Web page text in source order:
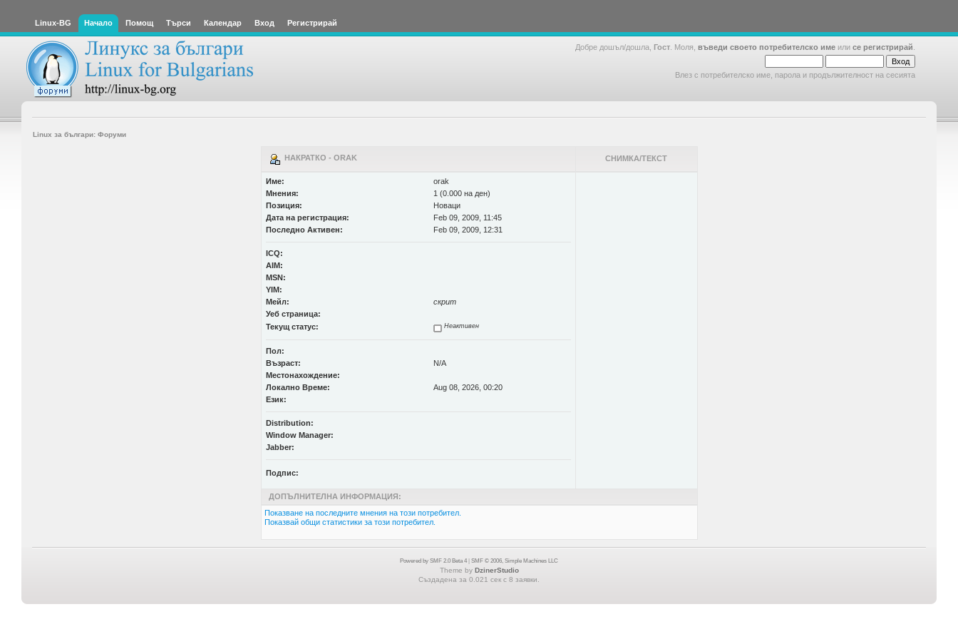
Linux-BG Начало Помощ Търси Календар Вход Регистрирай
Добре дошъл/дошла, Гост . Моля, въведи своето потребителско име или се регистрирай
Влез с потребителско име, парола и продължителност на сесията
Linux за българи: Форуми
НАКРАТКО - ORAK СНИМКА/ТЕКСТ
Име:
orak
Мнения:
1 (0.000 на ден)
Позиция:
Новаци
Дата на регистрация:
Feb 09, 2009, 11:45
Последно Активен:
Feb 09, 2009, 12:31
ICQ:
AIM:
MSN:
YIM:
Мейл:
скрит
Уеб страница:
Текущ статус:
Неактивен
Пол:
Възраст:
N/A
Местонахождение:
Локално Време:
Aug 08, 2026, 00:20
Език:
Distribution:
Window Manager:
Jabber:
Подпис:
ДОПЪЛНИТЕЛНА ИНФОРМАЦИЯ:
Показване на последните мнения на този потребител.
Показвай общи статистики за този потребител.
Powered by SMF 2.0 Beta 4 SMF © 2006, Simple Machines LLC
Theme by DzinerStudio
Създадена за 0.021 сек с 8 заявки.